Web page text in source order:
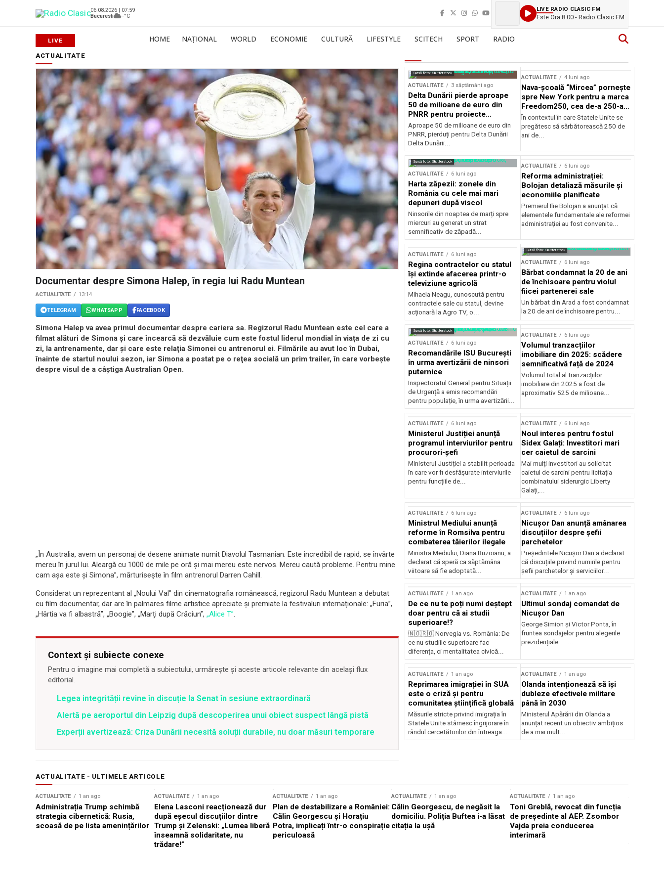
06.08.2026 | 07:59
Bucuresti
--°C
LIVE RADIO CLASIC FM
Este Ora 8:00 - Radio Clasic FM
HOME NAȚIONAL WORLD ECONOMIE CULTURĂ LIFESTYLE SCITECH SPORT RADIO
ACTUALITATE
Documentar despre Simona Halep, în regia lui Radu Muntean
ACTUALITATE 13:14
TELEGRAM WHATSAPP FACEBOOK
Simona Halep va avea primul documentar despre cariera sa. Regizorul Radu Muntean este cel care a
filmat alături de Simona şi care încearcă să dezvăluie cum este fostul liderul mondial în viaţa de zi cu
zi, la antrenamente, dar şi care este relaţia Simonei cu antrenorul ei. Filmările au avut loc în Dubai,
înainte de startul noului sezon, iar Simona a postat pe o reţea socială un prim trailer, în care vorbeşte
despre visul de a câştiga Australian Open.
„În Australia, avem un personaj de desene animate numit Diavolul Tasmanian. Este incredibil de rapid, se învârte
mereu în jurul lui. Aleargă cu 1000 de mile pe oră şi mai mereu este nervos. Mereu caută probleme. Pentru mine
cam aşa este şi Simona”, mărturisește în film antrenorul Darren Cahill.
Considerat un reprezentant al „Noului Val” din cinematografia românească, regizorul Radu Muntean a debutat
cu film documentar, dar are în palmares filme artistice apreciate și premiate la festivaluri internaționale: „Furia”,
„Hârtia va fi albastră”, „Boogie”, „Marți după Crăciun”, „Alice T”.
Context și subiecte conexe
Pentru o imagine mai completă a subiectului, urmărește și aceste articole relevante din același flux
editorial.
Legea integrității revine în discuție la Senat în sesiune extraordinară
Alertă pe aeroportul din Leipzig după descoperirea unui obiect suspect lângă pistă
Experții avertizează: Criza Dunării necesită soluții durabile, nu doar măsuri temporare
Sursă foto: Shutterstock
ACTUALITATE 3 săptămâni ago
Delta Dunării pierde aproape
50 de milioane de euro din
PNRR pentru proiecte
esențiale
Aproape 50 de milioane de euro din
PNRR, pierduți pentru Delta Dunării
Delta Dunării...
ACTUALITATE 4 luni ago
Nava-școală “Mircea” pornește
spre New York pentru a marca
Freedom250, cea de-a 250-a
aniversare a Statelor Unite
În contextul în care Statele Unite se
pregătesc să sărbătorească 250 de
ani de...
Sursă foto: Shutterstock
ACTUALITATE 6 luni ago
Harta zăpezii: zonele din
România cu cele mai mari
depuneri după viscol
Ninsorile din noaptea de marți spre
miercuri au generat un strat
semnificativ de zăpadă...
ACTUALITATE 6 luni ago
Reforma administrației:
Bolojan detaliază măsurile și
economiile planificate
Premierul Ilie Bolojan a anunțat că
elementele fundamentale ale reformei
administrației au fost convenite...
ACTUALITATE 6 luni ago
Regina contractelor cu statul
își extinde afacerea printr-o
televiziune agricolă
Mihaela Neagu, cunoscută pentru
contractele sale cu statul, devine
acționară la Agro TV, o...
Sursă foto: Shutterstock
ACTUALITATE 6 luni ago
Bărbat condamnat la 20 de ani
de închisoare pentru violul
fiicei partenerei sale
Un bărbat din Arad a fost condamnat
la 20 de ani de închisoare pentru...
Sursă foto: Shutterstock
ACTUALITATE 6 luni ago
Recomandările ISU București
în urma avertizării de ninsori
puternice
Inspectoratul General pentru Situații
de Urgență a emis recomandări
pentru populație, în urma avertizării...
ACTUALITATE 6 luni ago
Volumul tranzacțiilor
imobiliare din 2025: scădere
semnificativă față de 2024
Volumul total al tranzacțiilor
imobiliare din 2025 a fost de
aproximativ 525 de milioane...
ACTUALITATE 6 luni ago
Ministerul Justiției anunță
programul interviurilor pentru
procurori-șefi
Ministerul Justiției a stabilit perioada
în care vor fi desfășurate interviurile
pentru funcțiile de...
ACTUALITATE 6 luni ago
Noul interes pentru fostul
Sidex Galați: Investitori mari
cer caietul de sarcini
Mai mulți investitori au solicitat
caietul de sarcini pentru licitația
combinatului siderurgic Liberty
Galați,...
ACTUALITATE 6 luni ago
Ministrul Mediului anunță
reforme în Romsilva pentru
combaterea tăierilor ilegale
Ministra Mediului, Diana Buzoianu, a
declarat că speră ca săptămâna
viitoare să fie adoptată...
ACTUALITATE 6 luni ago
Nicușor Dan anunță amânarea
discuțiilor despre șefii
parchetelor
Președintele Nicușor Dan a declarat
că discuțiile privind numirile pentru
șefii parchetelor și serviciilor...
ACTUALITATE 1 an ago
De ce nu te poți numi deștept
doar pentru că ai studii
superioare!?
🇳🇴🇷🇴 Norvegia vs. România: De
ce nu studiile superioare fac
diferența, ci mentalitatea civică...
ACTUALITATE 1 an ago
Ultimul sondaj comandat de
Nicușor Dan
George Simion și Victor Ponta, în
fruntea sondajelor pentru alegerile
prezidențiale ...
ACTUALITATE 1 an ago
Reprimarea imigrației în SUA
este o criză și pentru
comunitatea științifică globală
Măsurile stricte privind imigrația în
Statele Unite stârnesc îngrijorare în
rândul cercetătorilor din întreaga...
ACTUALITATE 1 an ago
Olanda intenționează să își
dubleze efectivele militare
până în 2030
Ministerul Apărării din Olanda a
anunțat recent un obiectiv ambițios
de a mai mult...
ACTUALITATE - ULTIMELE ARTICOLE
ACTUALITATE 1 an ago
Administrația Trump schimbă
strategia cibernetică: Rusia,
scoasă de pe lista amenințărilor
ACTUALITATE 1 an ago
Elena Lasconi reacționează dur
după eșecul discuțiilor dintre
Trump și Zelenski: „Lumea liberă
înseamnă solidaritate, nu
trădare!”
ACTUALITATE 1 an ago
Plan de destabilizare a României:
Călin Georgescu și Horațiu
Potra, implicați într-o conspirație
periculoasă
ACTUALITATE 1 an ago
Călin Georgescu, de negăsit la
domiciliu. Poliția Buftea i-a lăsat
citația la ușă
ACTUALITATE 1 an ago
Toni Greblă, revocat din funcția
de președinte al AEP. Zsombor
Vajda preia conducerea
interimară